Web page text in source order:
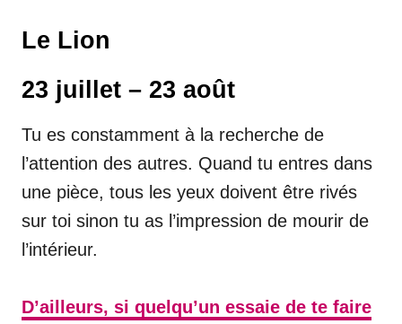
Le Lion
23 juillet – 23 août
Tu es constamment à la recherche de
l’attention des autres. Quand tu entres dans
une pièce, tous les yeux doivent être rivés
sur toi sinon tu as l’impression de mourir de
l’intérieur.
D’ailleurs, si quelqu’un essaie de te faire